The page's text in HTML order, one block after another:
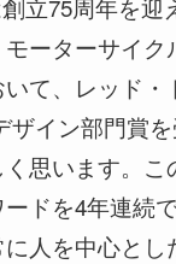
創立75周年を
ーターサイク
て、レッド
ザイン部門賞
思います。こ
ドを4年連続
人を中心とし